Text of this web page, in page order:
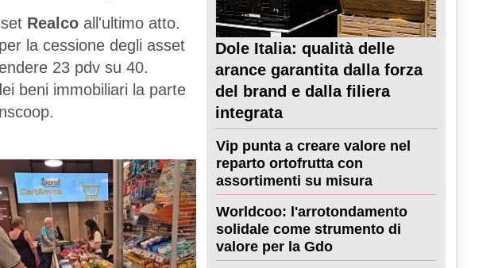
Realco all'ultimo atto.
la cessione degli asset
23 pdv su 40.
beni immobiliari la parte
Dole Italia: qualità delle
arance garantita dalla forza
del brand e dalla filiera
integrata
Vip punta a creare valore nel
reparto ortofrutta con
assortimenti su misura
Worldcoo: l'arrotondamento
solidale come strumento di
valore per la Gdo